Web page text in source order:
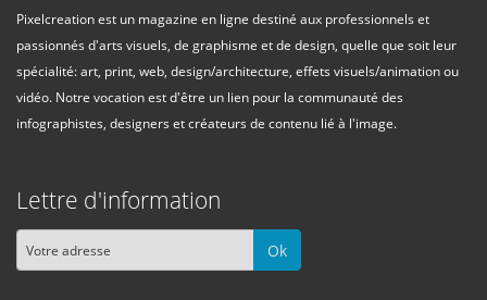
Pixelcreation est un magazine en ligne destiné aux professionnels et
passionnés d'arts visuels, de graphisme et de design, quelle que soit leur
spécialité: art, print, web, design/architecture, effets visuels/animation ou
vidéo. Notre vocation est d'être un lien pour la communauté des
infographistes, designers et créateurs de contenu lié à l'image.
Lettre d'information
Ok